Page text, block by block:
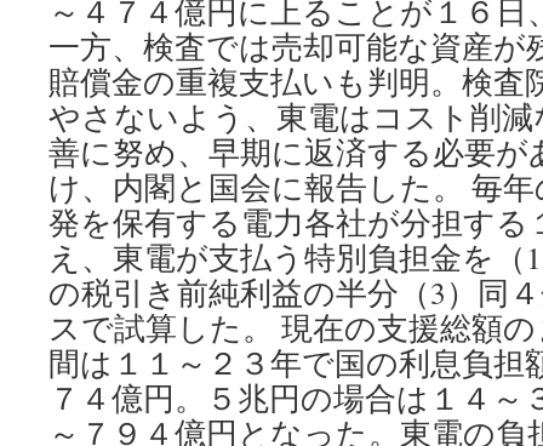
島
原
発…
基
準
値
超
え
た
ら
雨
水
排
水
で
き
ず
via
～４７４億円に上ることが１６日
一方、検査では売却可能な資産
賠償金の重複支払いも判明。検査
やさないよう、東電はコスト削
善に努め、早期に返済する必要
け、内閣と国会に報告した。 毎
発を保有する電力各社が分担する
え、東電が支払う特別負担金を（
の税引き前純利益の半分（3）同
スで試算した。 現在の支援総額
間は１１～２３年で国の利息負担
７４億円。５兆円の場合は１４～
～７９４億円となった。東電の負